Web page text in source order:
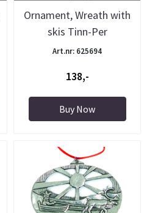
Ornament, Wreath with
skis Tinn-Per
Art.nr: 625694
138,-
Buy Now